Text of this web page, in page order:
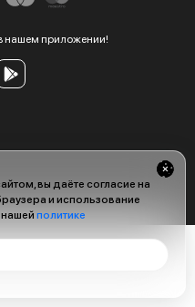
вы даёте согласие на
и использование
нашей политике
нашем приложении!